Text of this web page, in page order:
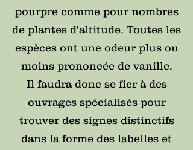
pourpre comme pour nombres
de plantes d'altitude. Toutes les
espèces ont une odeur plus ou
moins prononcée de vanille.
Il faudra donc se fier à des
ouvrages spécialisés pour
trouver des signes distinctifs
dans la forme des labelles et